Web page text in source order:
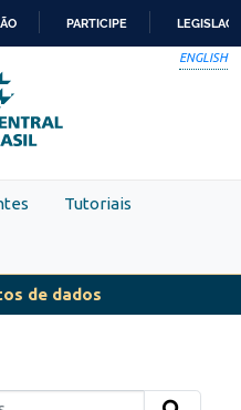
PARTICIPE
ENGLISH
Tutoriais
de dados